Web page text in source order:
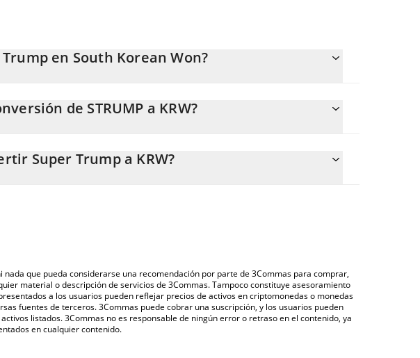
en South Korean Won?
equivale a 0.079937 KRW.
de STRUMP a KRW?
ingresar la cantidad de Super Trump en el campo correspondiente, y el
a South Korean Won (KRW).
Super Trump a KRW?
que pueda considerarse una recomendación por parte de 3Commas para comprar,
material o descripción de servicios de 3Commas. Tampoco constituye asesoramiento
a los usuarios pueden reflejar precios de activos en criptomonedas o monedas
fuentes de terceros. 3Commas puede cobrar una suscripción, y los usuarios pueden
listados. 3Commas no es responsable de ningún error o retraso en el contenido, ya
en cualquier contenido.